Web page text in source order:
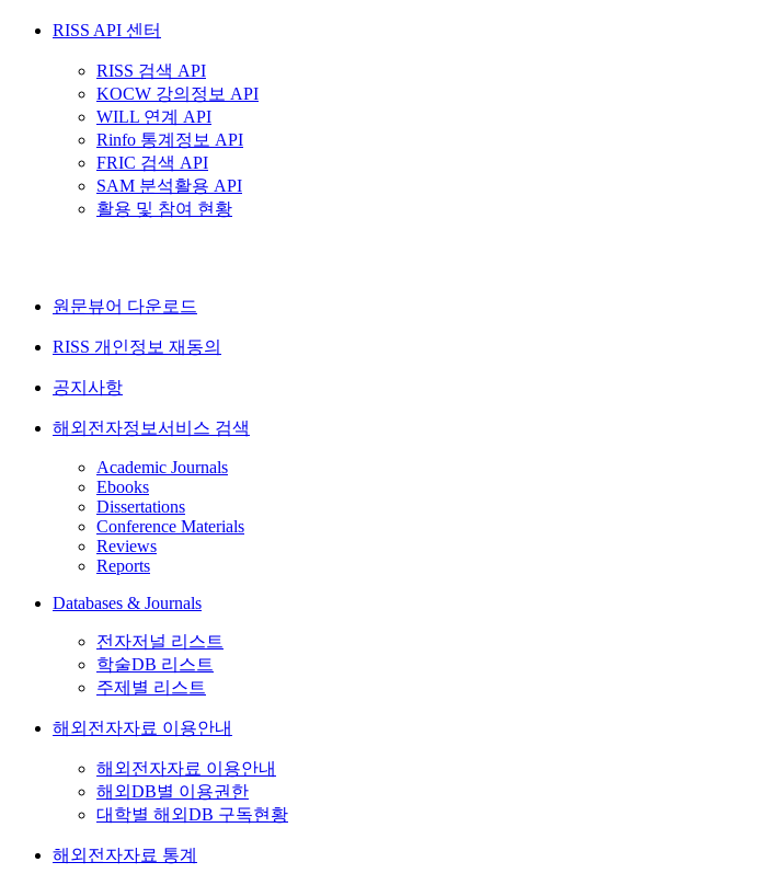
RISS API 센터
RISS 검색 API
KOCW 강의정보 API
WILL 연계 API
Rinfo 통계정보 API
FRIC 검색 API
SAM 분석활용 API
활용 및 참여 현황
원문뷰어 다운로드
RISS 개인정보 재동의
공지사항
해외전자정보서비스 검색
Academic Journals
Ebooks
Dissertations
Conference Materials
Reviews
Reports
Databases & Journals
전자저널 리스트
학술DB 리스트
주제별 리스트
해외전자자료 이용안내
해외전자자료 이용안내
해외DB별 이용권한
대학별 해외DB 구독현황
해외전자자료 통계